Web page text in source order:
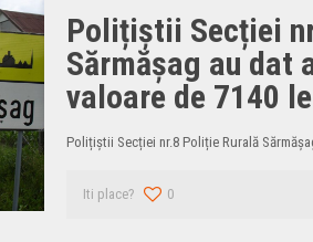
Polițiștii Secției
Sărmășag au dat
valoare de 7140
Polițiștii Secției nr.8 Poliție Rurală
Iti place? 0